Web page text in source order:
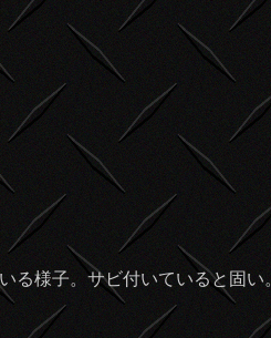
様子。サビ付いていると固い。